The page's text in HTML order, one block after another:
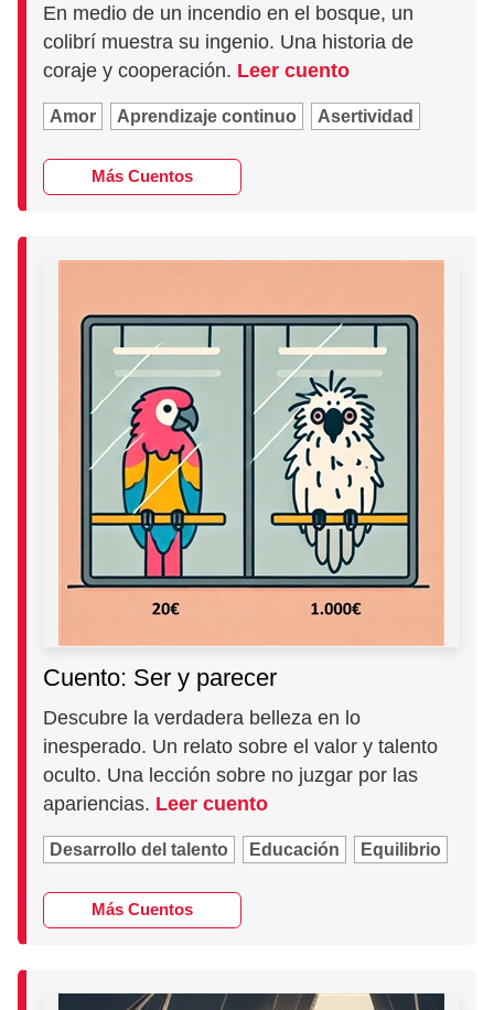
En medio de un incendio en el bosque, un
colibrí muestra su ingenio. Una historia de
coraje y cooperación. Leer cuento
Amor Aprendizaje continuo Asertividad
Más Cuentos
Cuento: Ser y parecer
Descubre la verdadera belleza en lo
inesperado. Un relato sobre el valor y talento
oculto. Una lección sobre no juzgar por las
apariencias. Leer cuento
Desarrollo del talento Educación Equilibrio
Más Cuentos